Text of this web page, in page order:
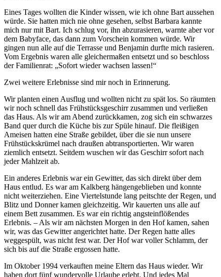
Eines Tages wollten die Kinder wissen, wie ich ohne Bart aussehen
würde. Sie hatten mich nie ohne gesehen, selbst Barbara kannte
mich nur mit Bart. Ich schlug vor, ihn abzurasieren, warnte aber vor
dem Babyface, das dann zum Vorschein kommen würde. Wir
gingen nun alle auf die Terrasse und Benjamin durfte mich rasieren.
Vom Ergebnis waren alle gleichermaßen entsetzt und so beschloss
der Familienrat:
Sofort wieder wachsen lassen!
Zwei weitere Erlebnisse sind mir noch in Erinnerung.
Wir planten einen Ausflug und wollten nicht zu spät los. So räumten
wir noch schnell das Frühstücksgeschirr zusammen und verließen
das Haus. Als wir am Abend zurückkamen, zog sich ein schwarzes
Band quer durch die Küche bis zur Spüle hinauf. Die fleißigen
Ameisen hatten eine Straße gebildet, über die sie nun unsere
Frühstückskrümel nach draußen abtransportierten. Wir waren
ziemlich entsetzt. Seitdem wuschen wir das Geschirr sofort nach
jeder Mahlzeit ab.
Ein anderes Erlebnis war ein Gewitter, das sich direkt über dem
Haus entlud. Es war am Kalkberg hängengeblieben und konnte
nicht weiterziehen. Eine Viertelstunde lang peitschte der Regen, und
Blitz und Donner kamen gleichzeitig. Wir kauerten uns alle auf
einem Bett zusammen. Es war ein richtig angsteinflößendes
Erlebnis. – Als wir am nächsten Morgen in den Hof kamen, sahen
wir, was das Gewitter angerichtet hatte. Der Regen hatte alles
weggespült, was nicht fest war. Der Hof war voller Schlamm, der
sich bis auf die Straße ergossen hatte.
Im Oktober 1994 verkauften meine Eltern das Haus wieder. Wir
haben dort fünf wundervolle Urlaube erlebt. Und jedes Mal